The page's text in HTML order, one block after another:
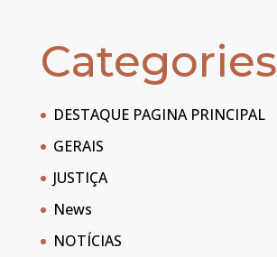
Categories
DESTAQUE PAGINA PRINCIPAL
GERAIS
JUSTIÇA
News
NOTÍCIAS